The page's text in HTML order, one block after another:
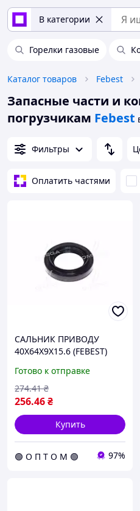
В категории
Горелки газовые
Каталог товаров Febest
Запасные части и
погрузчикам Febest
Фильтры
Оплатить частями
САЛЬНИК ПРИВОДУ
40X64X9X15.6 (FEBEST)
Готово к отправке
256.46₴
274.41 ₴
Купить
🟢 О П Т О М 🟢 97%